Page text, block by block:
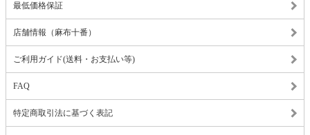
最低価格保証
店舗情報（麻布十番）
ご利用ガイド(送料・お支払い等)
FAQ
特定商取引法に基づく表記